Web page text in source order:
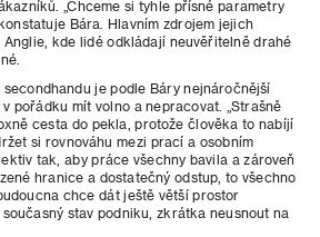
„Chceme si tyhle přísné parametry
Bára. Hlavním zdrojem jejich
kde lidé odkládají neuvěřitelně drahé
je podle Báry nejnáročnější
pořádku mít volno a nepracovat. „Strašně
cesta do pekla, protože člověka to nabíjí
si rovnováhu mezi prací a osobním
tak, aby práce všechny bavila a zároveň
hranice a dostatečný odstup, to všechno
chce dát ještě větší prostor
stav podniku, zkrátka neusnout na